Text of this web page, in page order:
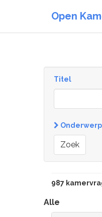
Open
Titel
Zoek
987
Alle